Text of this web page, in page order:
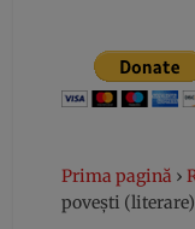
Prima pagină ›
povești